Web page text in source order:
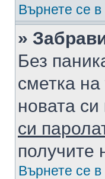
Върнете се в
»
Без
сметка
новата
си
получите
Върнете се в